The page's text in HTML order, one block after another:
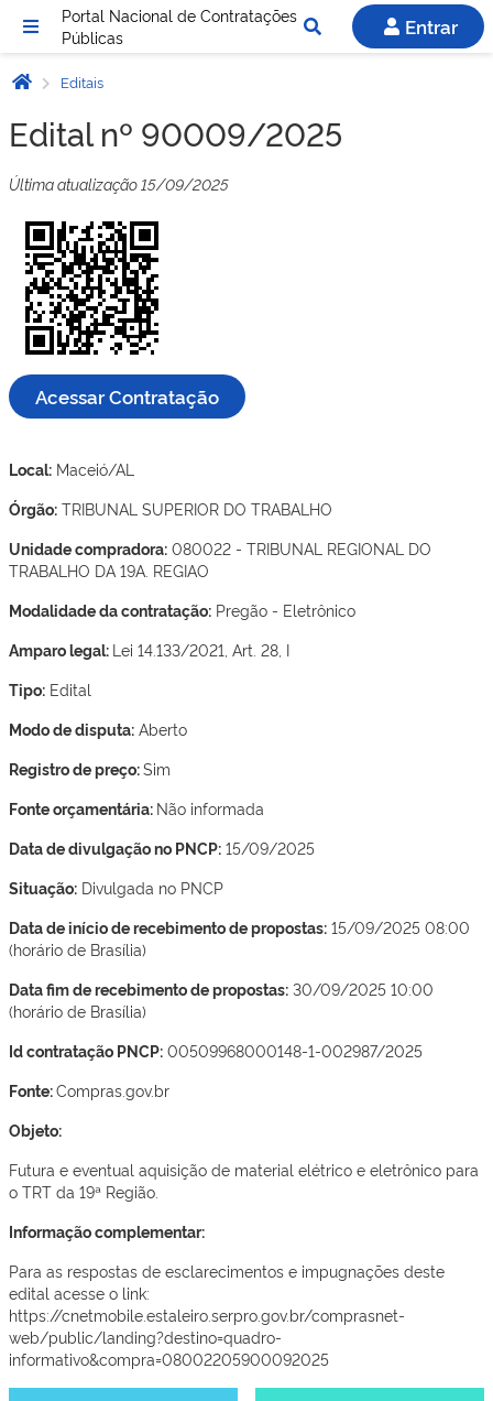
Portal Nacional de Contratações
Públicas
Entrar
Editais
Edital nº 90009/2025
Última atualização 15/09/2025
Acessar Contratação
Local: Maceió/AL
Órgão: TRIBUNAL SUPERIOR DO TRABALHO
Unidade compradora: 080022 - TRIBUNAL REGIONAL DO
TRABALHO DA 19A. REGIAO
Modalidade da contratação: Pregão - Eletrônico
Amparo legal: Lei 14.133/2021, Art. 28, I
Tipo: Edital
Modo de disputa: Aberto
Registro de preço:Sim
Fonte orçamentária: Não informada
Data de divulgação no PNCP: 15/09/2025
Situação: Divulgada no PNCP
Data de início de recebimento de propostas: 15/09/2025 08:00
(horário de Brasília)
Data fim de recebimento de propostas: 30/09/2025 10:00
(horário de Brasília)
Id contratação PNCP: 00509968000148-1-002987/2025
Fonte:Compras.gov.br
Objeto:
Futura e eventual aquisição de material elétrico e eletrônico para
o TRT da 19ª Região.
Informação complementar:
Para as respostas de esclarecimentos e impugnações deste
edital acesse o link:
https://cnetmobile.estaleiro.serpro.gov.br/comprasnet-
web/public/landing?destino=quadro-
informativo&compra=08002205900092025